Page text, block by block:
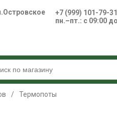
+7 (999) 101-79-31
пн.–пт.: с 09:00
/ Термопоты